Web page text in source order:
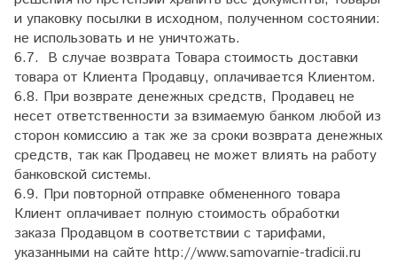
и упаковку посылки в исходном, полученном состоянии:
не использовать и не уничтожать.
6.7. В случае возврата Товара стоимость доставки
товара от Клиента Продавцу, оплачивается Клиентом.
6.8. При возврате денежных средств, Продавец не
несет ответственности за взимаемую банком любой из
сторон комиссию а так же за сроки возврата денежных
средств, так как Продавец не может влиять на работу
банковской системы.
6.9. При повторной отправке обмененного товара
Клиент оплачивает полную стоимость обработки
заказа Продавцом в соответствии с тарифами,
указанными на сайте http://www.samovarnie-tradicii.ru